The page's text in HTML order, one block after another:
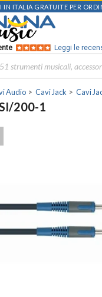
IN ITALIA GRATUITE PER
Leggi le
Audio Cavi Jack Cavi
200-1